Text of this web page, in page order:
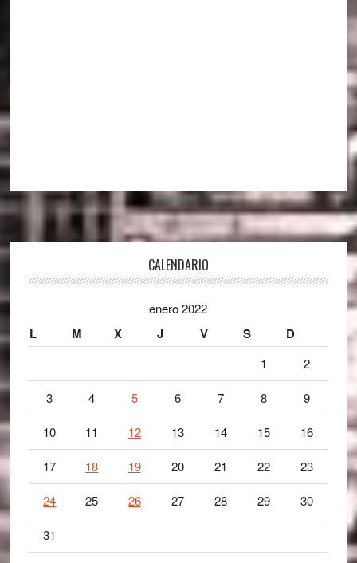
CALENDARIO
enero 2022
L M X J V S D
1 2
3 4 5 6 7 8 9
10 11 12 13 14 15 16
17 18 19 20 21 22 23
24 25 26 27 28 29 30
31